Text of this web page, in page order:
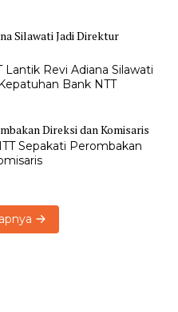
Lantik Revi Adiana Silawati
Bank NTT
Sepakati Perombakan